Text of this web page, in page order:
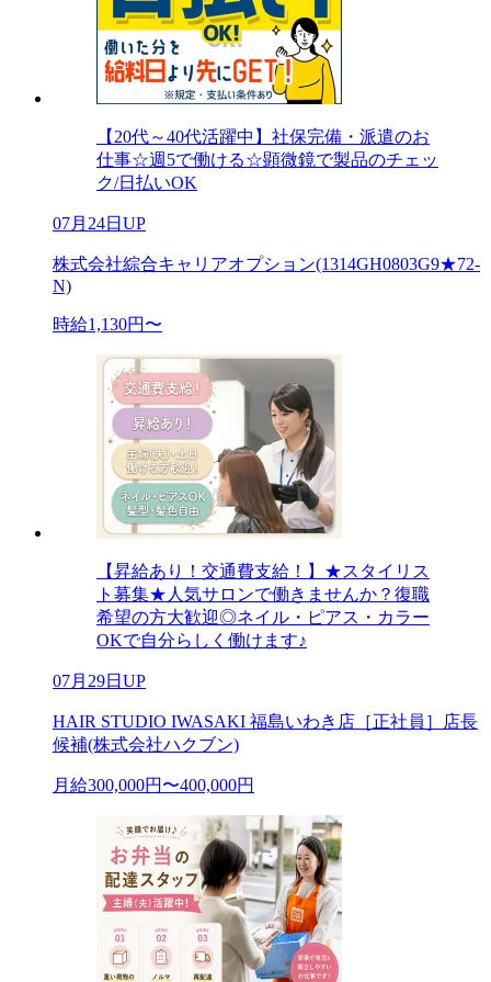
【20代～40代活躍中】社保完備・派遣のお
仕事☆週5で働ける☆顕微鏡で製品のチェッ
ク/日払いOK
07月24日UP
株式会社綜合キャリアオプション(1314GH0803G9★72-
N)
時給1,130円〜
【昇給あり！交通費支給！】★スタイリス
ト募集★人気サロンで働きませんか？復職
希望の方大歓迎◎ネイル・ピアス・カラー
OKで自分らしく働けます♪
07月29日UP
HAIR STUDIO IWASAKI 福島いわき店［正社員］店長
候補(株式会社ハクブン)
月給300,000円〜400,000円